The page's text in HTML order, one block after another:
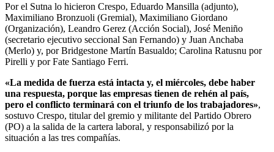
Por el Sutna lo hicieron Crespo, Eduardo Mansilla (adjunto),
Maximiliano Bronzuoli (Gremial), Maximiliano Giordano
(Organización), Leandro Gerez (Acción Social), José Meniño
(secretario ejecutivo seccional San Fernando) y Juan Anchaba
(Merlo) y, por Bridgestone Martín Basualdo; Carolina Ratusnu por
Pirelli y por Fate Santiago Ferri.
«La medida de fuerza está intacta y, el miércoles, debe haber
una respuesta, porque las empresas tienen de rehén al país,
pero el conflicto terminará con el triunfo de los trabajadores»,
sostuvo Crespo, titular del gremio y militante del Partido Obrero
(PO) a la salida de la cartera laboral, y responsabilizó por la
situación a las tres compañías.